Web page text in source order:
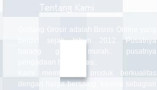
Gudang Grosir adalah Bisnis Online yang
berdiri sejak tahun 2012. Pusatnya
barang grosir murah.. pusatnya
pengadaan berkualitas..
Kami memberikan produk berkualitas
dengan harga bersaing, karena sebagian